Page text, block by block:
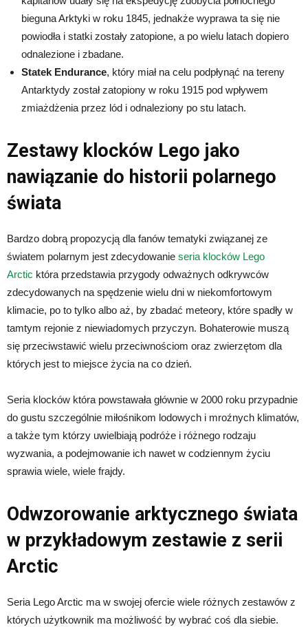
bieguna Arktyki w roku 1845, jednakże wyprawa ta się nie
powiodła i statki zostały zatopione, a po wielu latach dopiero
odnalezione i zbadane.
Statek Endurance, który miał na celu podpłynąć na tereny
Antarktydy został zatopiony w roku 1915 pod wpływem
zmiażdżenia przez lód i odnaleziony po stu latach.
Zestawy klocków Lego jako
nawiązanie do historii polarnego
świata
Bardzo dobrą propozycją dla fanów tematyki związanej ze
światem polarnym jest zdecydowanie seria klocków Lego
Arctic która przedstawia przygody odważnych odkrywców
zdecydowanych na spędzenie wielu dni w niekomfortowym
klimacie, po to tylko albo aż, by zbadać meteory, które spadły w
tamtym rejonie z niewiadomych przyczyn. Bohaterowie muszą
się przeciwstawić wielu przeciwnościom oraz zwierzętom dla
których jest to miejsce życia na co dzień.
Seria klocków która powstawała głównie w 2000 roku przypadnie
do gustu szczególnie miłośnikom lodowych i mroźnych klimatów,
a także tym którzy uwielbiają podróże i różnego rodzaju
wyzwania, a podejmowanie ich nawet w codziennym życiu
sprawia wiele, wiele frajdy.
Odwzorowanie arktycznego świata
w przykładowym zestawie z serii
Arctic
Seria Lego Arctic ma w swojej ofercie wiele różnych zestawów z
których użytkownik ma możliwość by wybrać coś dla siebie.